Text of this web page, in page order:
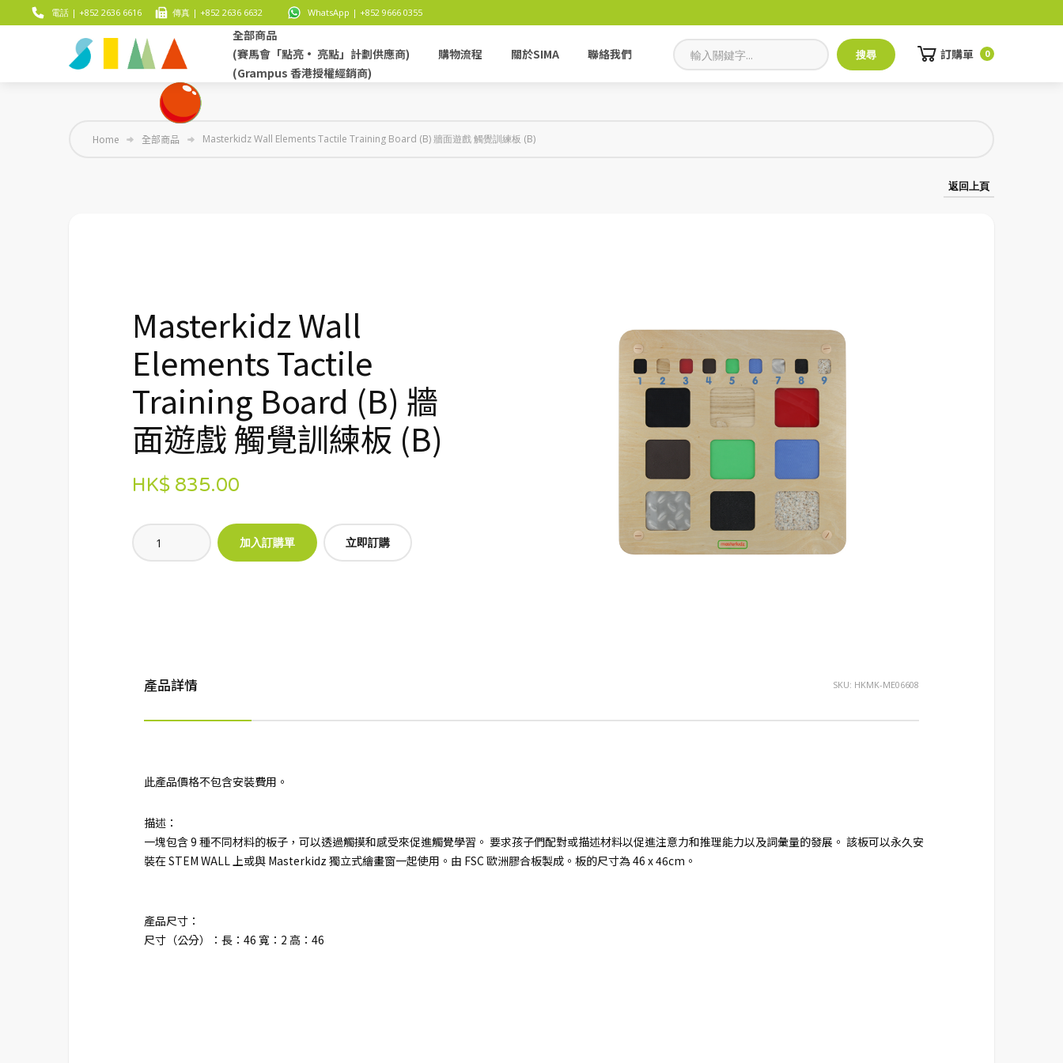
電話 | +852 2636 6616 傳真 | +852 2636 6632 WhatsApp | +852 9666 0355
全部商品
(賽馬會「點亮• 亮點」計劃供應商)
(Grampus 香港授權經銷商)
購物流程 關於SIMA 聯絡我們 訂購單 0
Home 全部商品 Masterkidz Wall Elements Tactile Training Board (B) 牆面遊戲 觸覺訓練板 (B)
返回上頁
Masterkidz Wall
Elements Tactile
Training Board (B) 牆
面遊戲 觸覺訓練板 (B)
HK$ 835.00
立即訂購
產品詳情 SKU: HKMK-ME06608
此產品價格不包含安裝費用。
描述：
一塊包含 9 種不同材料的板子，可以透過觸摸和感受來促進觸覺學習。 要求孩子們配對或描述材料以促進注意力和推理能力以及詞彙量的發展。 該板可以永久安
裝在 STEM WALL 上或與 Masterkidz 獨立式繪畫窗一起使用。由 FSC 歐洲膠合板製成。板的尺寸為 46 x 46cm。
產品尺寸：
尺寸（公分）：長：46 寬：2 高：46